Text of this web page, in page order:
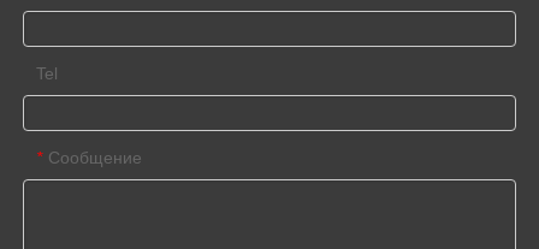
Tel
* Сообщение